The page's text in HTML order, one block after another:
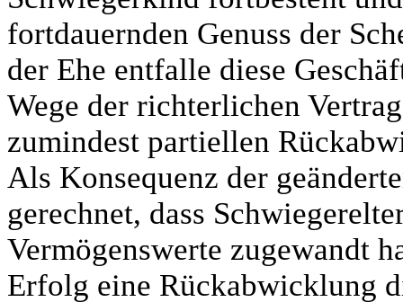
fortdauernden Genuss der
der Ehe entfalle diese
Wege der richterlichen
zumindest partiellen
Als Konsequenz der
gerechnet, dass
Vermögenswerte zugewandt
Erfolg eine Rückabwicklung